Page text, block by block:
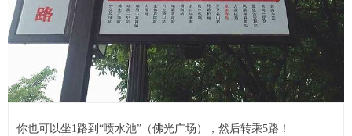
你也可以坐1路到“喷水池”（佛光广场），然后转乘5路！